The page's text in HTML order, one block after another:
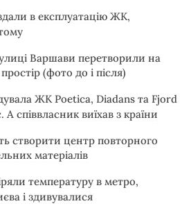
в експлуатацію ЖК,
Варшави перетворили на
(фото до і після)
ЖК Poetica, Diadans та Fjord
А співвласник виїхав з країни
створити центр повторного
матеріалів
температуру в метро,
і здивувалися